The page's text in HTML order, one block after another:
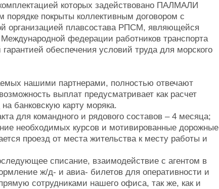
которых задействовано ПАЛМАЛИ
покрыты коллективным договором с
организацией плавсостава РПСМ, являющейся
федерации работников транспорта
обеспечения условий труда для морского
нашими партнерами, полностью отвечают
выплат предусматривает как расчет
банковскую карту моряка.
для командного и рядового составов – 4 месяца;
необходимых курсов и мотивированные дорожные
проезд от места жительства к месту работы и
списание, взаимодействие с агентом в
ж/д- и авиа- билетов для оперативности и
сотрудниками нашего офиса, так же, как и